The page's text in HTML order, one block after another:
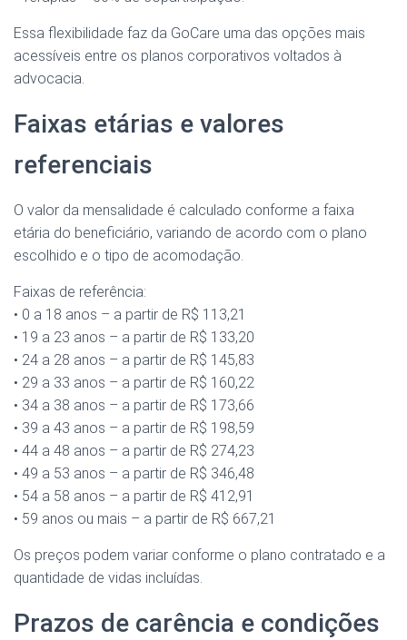
Essa flexibilidade faz da GoCare uma das opções mais
acessíveis entre os planos corporativos voltados à
advocacia.
Faixas etárias e valores
referenciais
O valor da mensalidade é calculado conforme a faixa
etária do beneficiário, variando de acordo com o plano
escolhido e o tipo de acomodação.
Faixas de referência:
• 0 a 18 anos – a partir de R$ 113,21
• 19 a 23 anos – a partir de R$ 133,20
• 24 a 28 anos – a partir de R$ 145,83
• 29 a 33 anos – a partir de R$ 160,22
• 34 a 38 anos – a partir de R$ 173,66
• 39 a 43 anos – a partir de R$ 198,59
• 44 a 48 anos – a partir de R$ 274,23
• 49 a 53 anos – a partir de R$ 346,48
• 54 a 58 anos – a partir de R$ 412,91
• 59 anos ou mais – a partir de R$ 667,21
Os preços podem variar conforme o plano contratado e a
quantidade de vidas incluídas.
Prazos de carência e condições